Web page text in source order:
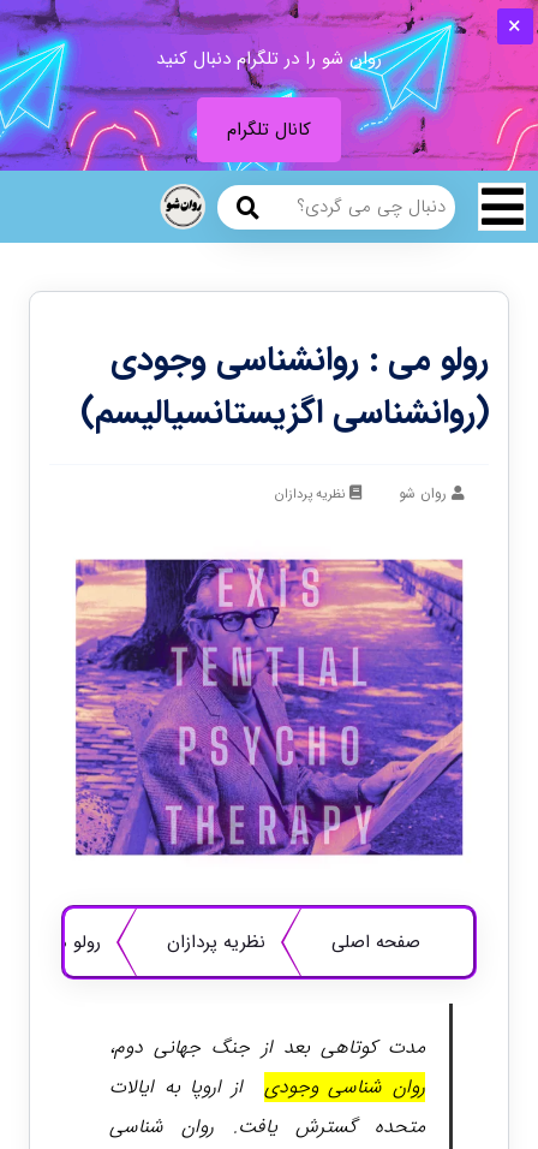
روان شو را در تلگرام دنبال کنید
کانال تلگرام
رولو می : روانشناسی وجودی
(روانشناسی اگزیستانسیالیسم)
روان شو نظریه پردازان
صفحه اصلی نظریه پردازان رولو می :
مدت کوتاهی بعد از جنگ جهانی دوم،
روان شناسی وجودی از اروپا به ایالات
متحده گسترش یافت. روان شناسی